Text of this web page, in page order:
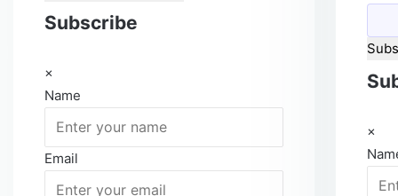
Subscribe
×
Name
Email
×